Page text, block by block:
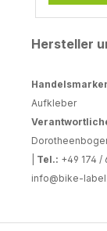
Hersteller
Aufkleber
Tel.: +49 174 /
info@bike-